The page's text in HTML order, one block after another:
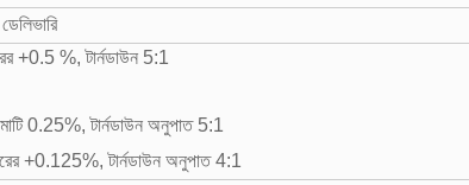
+0.5 %, টার্নডাউন 5:1
মাটি 0.25%, টার্নডাউন অনুপাত 5:1
+0.125%, টার্নডাউন অনুপাত 4:1